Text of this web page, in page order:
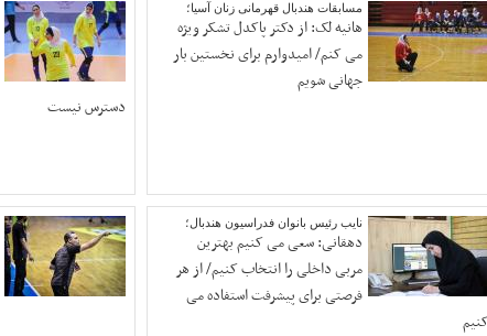
مسابقات هندبال قهرمانی زنان آسیا؛
هانیه لک: از دکتر پاکدل تشکر ویژه
می کنم/ امیدوارم برای نخستین بار
جهانی شویم
دسترس نیست
نایب رئیس بانوان فدراسیون هندبال؛
دهقانی: سعی می کنیم بهترین
مربی داخلی را انتخاب کنیم/ از هر
فرصتی برای پیشرفت استفاده می